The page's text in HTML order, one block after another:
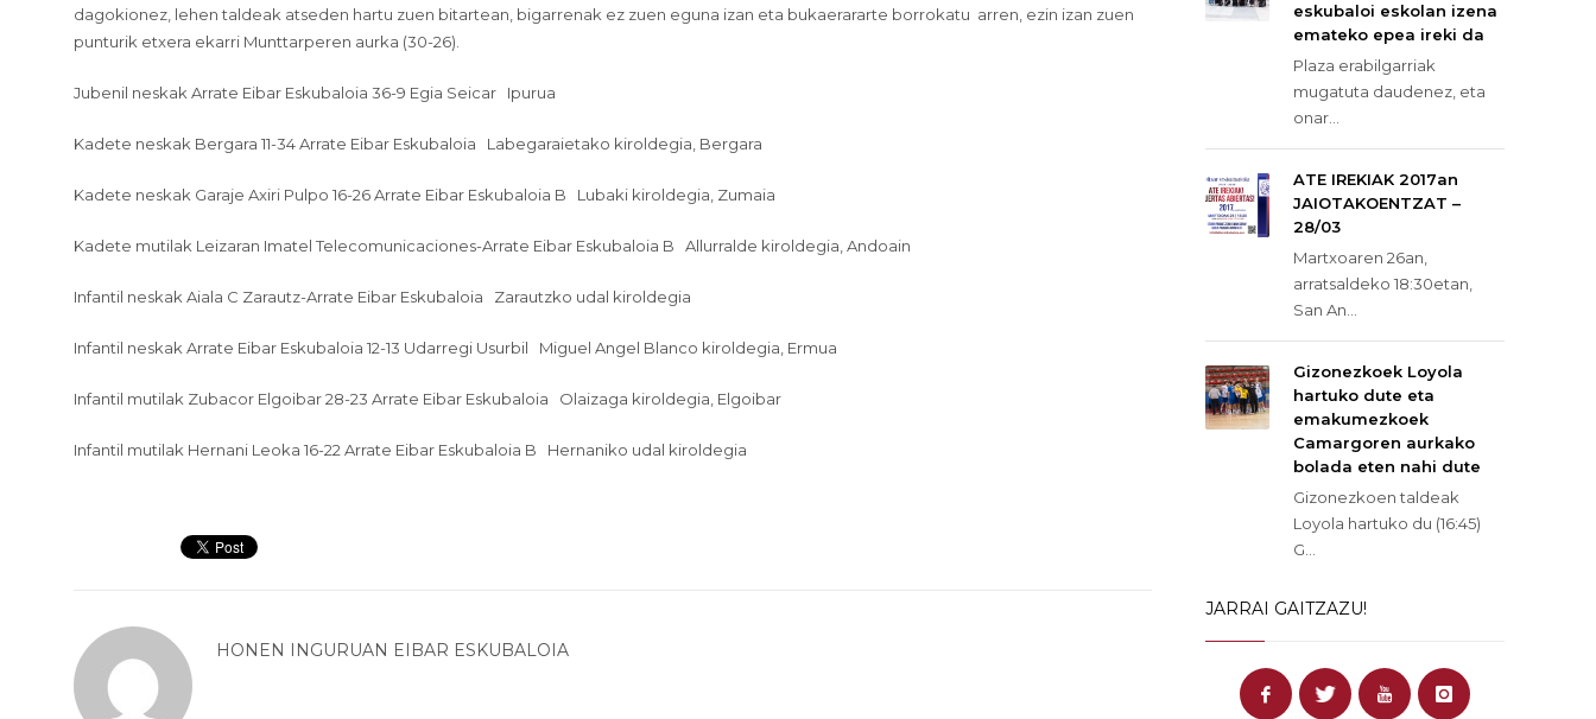
dagokionez, lehen taldeak atseden hartu zuen bitartean, bigarrenak ez zuen eguna izan eta bukaerararte borrokatu arren, ezin izan zuen
punturik etxera ekarri Munttarperen aurka (30-26).
Jubenil neskak Arrate Eibar Eskubaloia 36-9 Egia Seicar Ipurua
Kadete neskak Bergara 11-34 Arrate Eibar Eskubaloia Labegaraietako kiroldegia, Bergara
Kadete neskak Garaje Axiri Pulpo 16-26 Arrate Eibar Eskubaloia B Lubaki kiroldegia, Zumaia
Kadete mutilak Leizaran Imatel Telecomunicaciones-Arrate Eibar Eskubaloia B Allurralde kiroldegia, Andoain
Infantil neskak Aiala C Zarautz-Arrate Eibar Eskubaloia Zarautzko udal kiroldegia
Infantil neskak Arrate Eibar Eskubaloia 12-13 Udarregi Usurbil Miguel Angel Blanco kiroldegia, Ermua
Infantil mutilak Zubacor Elgoibar 28-23 Arrate Eibar Eskubaloia Olaizaga kiroldegia, Elgoibar
Infantil mutilak Hernani Leoka 16-22 Arrate Eibar Eskubaloia B Hernaniko udal kiroldegia
HONEN INGURUAN EIBAR ESKUBALOIA
eskubaloi eskolan izena
emateko epea ireki da
Plaza erabilgarriak
mugatuta daudenez, eta
onar...
ATE IREKIAK 2017an
JAIOTAKOENTZAT –
28/03
Martxoaren 26an,
arratsaldeko 18:30etan,
San An...
Gizonezkoek Loyola
hartuko dute eta
emakumezkoek
Camargoren aurkako
bolada eten nahi dute
Gizonezkoen taldeak
Loyola hartuko du (16:45)
G...
JARRAI GAITZAZU!